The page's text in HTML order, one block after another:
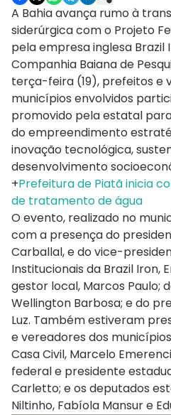
A Bahia avança rumo à
siderúrgica com o Projeto
pela empresa inglesa
Companhia Baiana de
terça-feira (19), prefeitos e
municípios envolvidos
promovido pela estatal
do empreendimento
inovação tecnológica,
desenvolvimento
+Prefeitura de Piatã inicia
de tratamento de água
O evento, realizado no
com a presença do
Carballal, e do vice-
Institucionais da Brazil Iron,
gestor local, Marcos Paulo;
Wellington Barbosa; e do
Luz. Também estiveram
e vereadores dos
Casa Civil, Marcelo
federal e presidente
Carletto; e os deputados
Niltinho, Fabíola Mansur e